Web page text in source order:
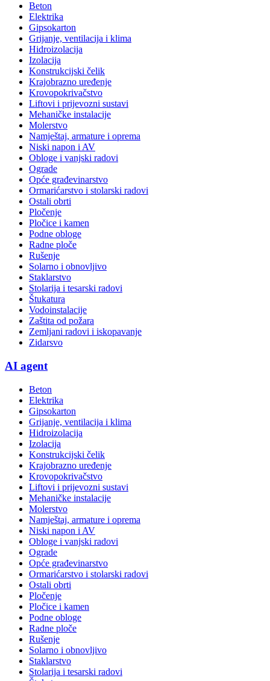
Beton
Elektrika
Gipsokarton
Grijanje, ventilacija i klima
Hidroizolacija
Izolacija
Konstrukcijski čelik
Krajobrazno uređenje
Krovopokrivačstvo
Liftovi i prijevozni sustavi
Mehaničke instalacije
Molerstvo
Namještaj, armature i oprema
Niski napon i AV
Obloge i vanjski radovi
Ograde
Opće građevinarstvo
Ormarićarstvo i stolarski radovi
Ostali obrti
Pločenje
Pločice i kamen
Podne obloge
Radne ploče
Rušenje
Solarno i obnovljivo
Staklarstvo
Stolarija i tesarski radovi
Štukatura
Vodoinstalacije
Zaštita od požara
Zemljani radovi i iskopavanje
Zidarsvo
AI agent
Beton
Elektrika
Gipsokarton
Grijanje, ventilacija i klima
Hidroizolacija
Izolacija
Konstrukcijski čelik
Krajobrazno uređenje
Krovopokrivačstvo
Liftovi i prijevozni sustavi
Mehaničke instalacije
Molerstvo
Namještaj, armature i oprema
Niski napon i AV
Obloge i vanjski radovi
Ograde
Opće građevinarstvo
Ormarićarstvo i stolarski radovi
Ostali obrti
Pločenje
Pločice i kamen
Podne obloge
Radne ploče
Rušenje
Solarno i obnovljivo
Staklarstvo
Stolarija i tesarski radovi